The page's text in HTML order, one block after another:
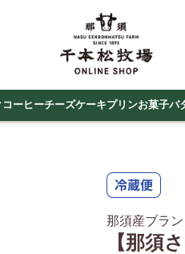
ーヒーチーズケーキプリンお菓子バ
那須産ブラ
【那須